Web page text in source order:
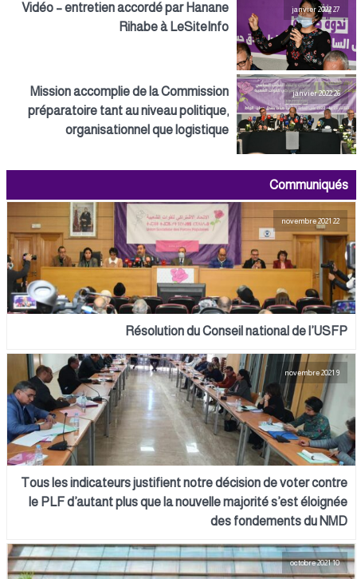
27 janvier 2022
Vidéo – entretien accordé par Hanane
Rihabe à LeSiteInfo
26 janvier 2022
Mission accomplie de la Commission
préparatoire tant au niveau politique,
organisationnel que logistique
Communiqués
22 novembre 2021
Résolution du Conseil national de l’USFP
Tous les indicateurs justifient notre décision de voter contre
le PLF d’autant plus que la nouvelle majorité s’est éloignée
des fondements du NMD
10 octobre 2021